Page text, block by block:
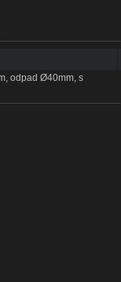
odpad Ø40mm, s